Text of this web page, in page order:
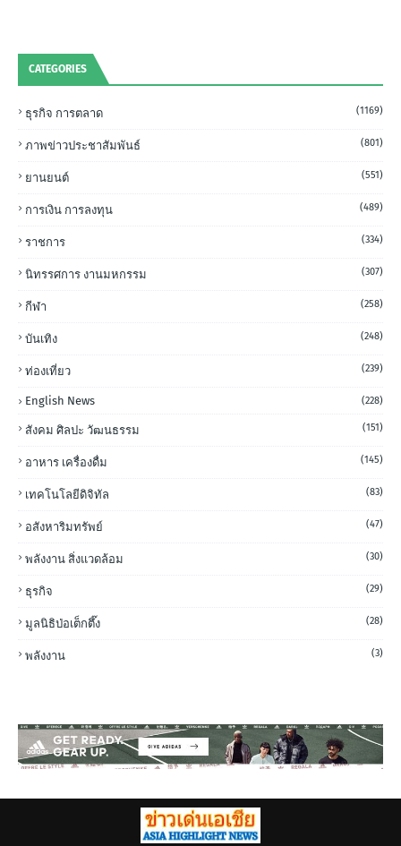
CATEGORIES
ธุรกิจ การตลาด (1169)
ภาพข่าวประชาสัมพันธ์ (801)
ยานยนต์ (551)
การเงิน การลงทุน (489)
ราชการ (334)
นิทรรศการ งานมหกรรม (307)
กีฬา (258)
บันเทิง (248)
ท่องเที่ยว (239)
English News (228)
สังคม ศิลปะ วัฒนธรรม (151)
อาหาร เครื่องดื่ม (145)
เทคโนโลยีดิจิทัล (83)
อสังหาริมทรัพย์ (47)
พลังงาน สิ่งแวดล้อม (30)
ธุรกิจ (29)
มูลนิธิป่อเต็กตึ๊ง (28)
พลังงาน (3)